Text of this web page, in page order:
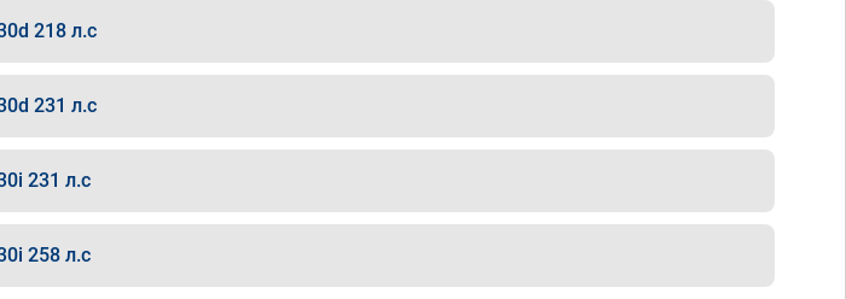
218 л.с
231 л.с
231 л.с
258 л.с